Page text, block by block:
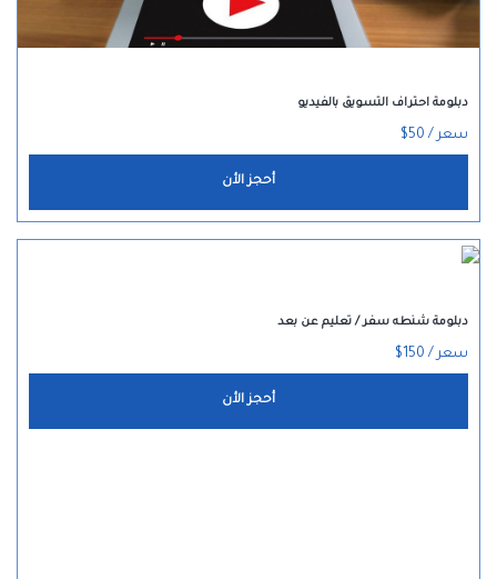
دبلومة احتراف التسويق بالفيديو
سعر / 50$
أحجز الأن
دبلومة شنطه سفر / تعليم عن بعد
سعر / 150$
أحجز الأن